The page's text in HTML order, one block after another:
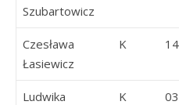
Szubartowicz
Czesława
Łasiewicz
K
Ludwika
K